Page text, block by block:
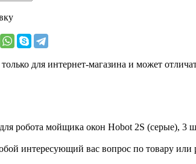
для интернет-магазина и может
робота мойщика окон Hobot 2S (серые), 3
интересующий вас вопрос по товару или